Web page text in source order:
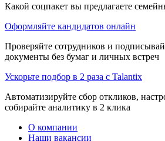
Какой соцпакет вы предлагаете
Оформляйте кандидатов онлайн
Проверяйте сотрудников и
документы без бумаг и личных встреч
Ускорьте подбор в 2 раза с Talantix
Автоматизируйте сбор откликов,
собирайте аналитику в 2 клика
О компании
Наши вакансии